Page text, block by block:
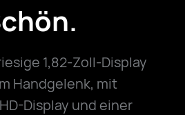
1,82-Zoll-Display
Handgelenk, mit
Display und einer